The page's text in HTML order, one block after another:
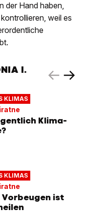
der Hand haben,
weil es
I.
KLIMAS
Klima-
KLIMAS
ist